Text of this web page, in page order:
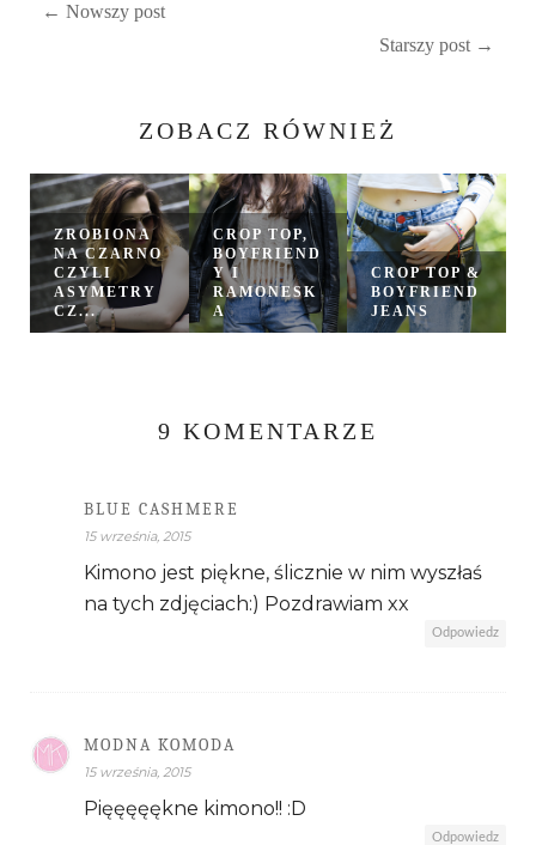
← Nowszy post
Starszy post →
ZOBACZ RÓWNIEŻ
ZROBIONA
NA CZARNO
CZYLI
ASYMETRY
CZ...
CROP TOP,
BOYFRIEND
Y I
RAMONESK
A
CROP TOP &
BOYFRIEND
JEANS
9 KOMENTARZE
BLUE CASHMERE
15 września, 2015
Kimono jest piękne, ślicznie w nim wyszłaś
na tych zdjęciach:) Pozdrawiam xx
Odpowiedz
MODNA KOMODA
15 września, 2015
Pięęęęękne kimono!! :D
Odpowiedz